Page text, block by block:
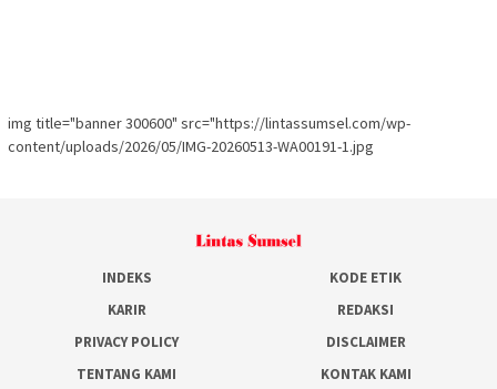
img title="banner 300600" src="https://lintassumsel.com/wp-
content/uploads/2026/05/IMG-20260513-WA00191-1.jpg
INDEKS
KODE ETIK
KARIR
REDAKSI
PRIVACY POLICY
DISCLAIMER
TENTANG KAMI
KONTAK KAMI